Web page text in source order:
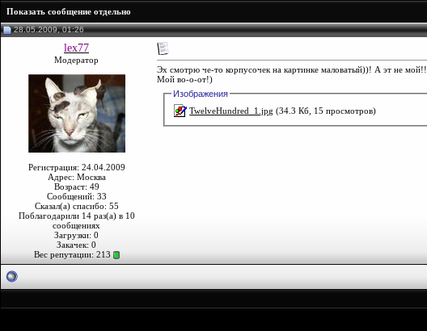
Показать сообщение отдельно
28.05.2009, 01:26
lex77
Модератор
Регистрация: 24.04.2009
Адрес: Москва
Возраст: 49
Сообщений: 33
Сказал(а) спасибо: 55
Поблагодарили 14 раз(а) в 10
сообщениях
Загрузки: 0
Закачек: 0
Вес репутации: 213
Эх смотрю че-то корпусочек на картинке маловатый))! А эт не мой!!
Мой во-о-от!)
Изображения
TwelveHundred_1.jpg (34.3 Кб, 15 просмотров)